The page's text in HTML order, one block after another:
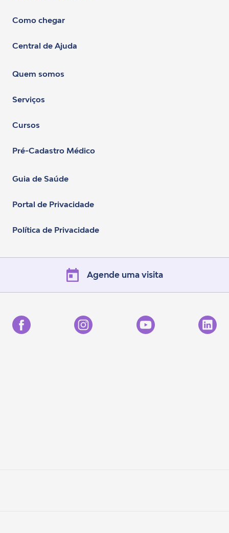
Como chegar
Central de Ajuda
Quem somos
Serviços
Cursos
Pré-Cadastro Médico
Guia de Saúde
Portal de Privacidade
Política de Privacidade
Agende uma visita